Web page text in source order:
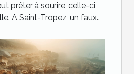
prêter à sourire, celle-ci
A Saint-Tropez, un faux...